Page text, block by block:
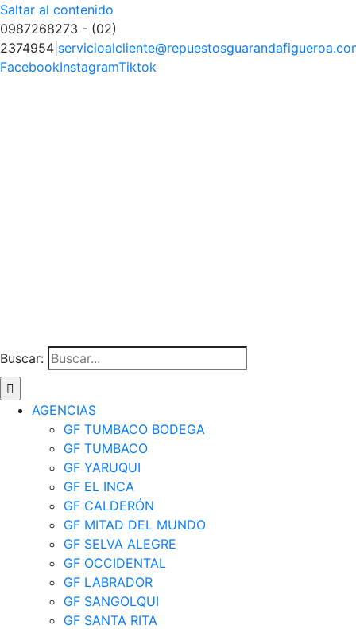
Saltar al contenido
0987268273 - (02)
2374954
FacebookInstagramTiktok
Buscar:
AGENCIAS
GF TUMBACO BODEGA
GF TUMBACO
GF YARUQUI
GF EL INCA
GF CALDERÓN
GF MITAD DEL MUNDO
GF SELVA ALEGRE
GF OCCIDENTAL
GF LABRADOR
GF SANGOLQUI
GF SANTA RITA